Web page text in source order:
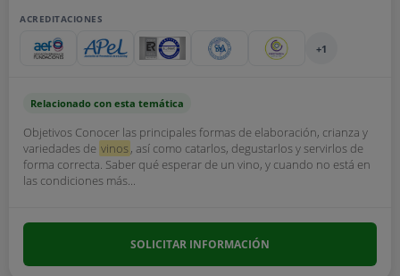
ACREDITACIONES
+1
Relacionado con esta temática
Objetivos Conocer las principales formas de elaboración, crianza y
variedades de vinos, así como catarlos, degustarlos y servirlos de
forma correcta. Saber qué esperar de un vino, y cuando no está en
las condiciones más...
SOLICITAR INFORMACIÓN